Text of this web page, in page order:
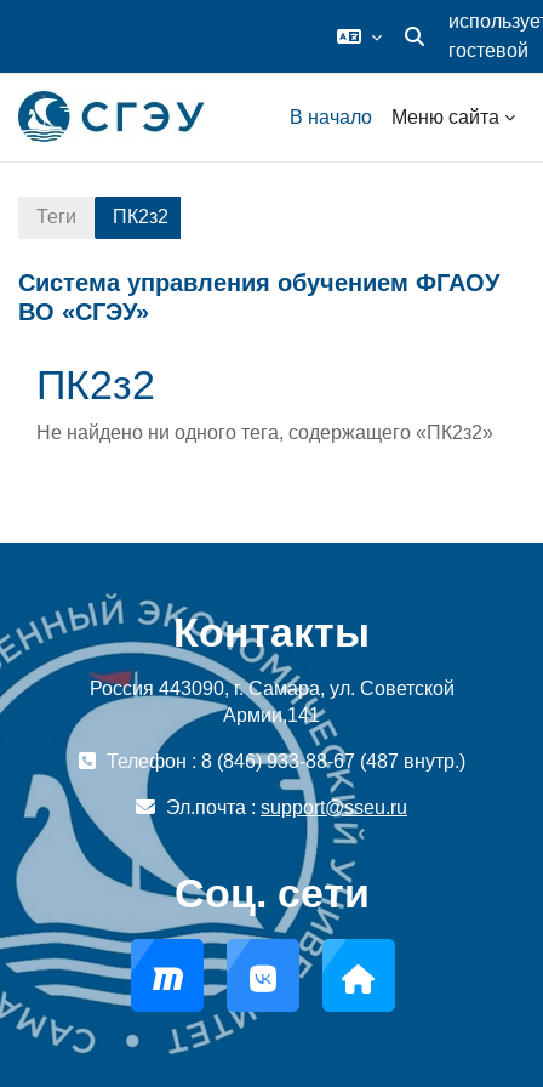
Изменитьгостевой
доступ
В начало
Меню сайта
Теги ПК2з2
Система управления обучением ФГАОУ
ВО «СГЭУ»
ПК2з2
Не найдено ни одного тега, содержащего «ПК2з2»
Контакты
Россия 443090, г. Самара, ул. Советской
Армии,141
Телефон : 8 (846) 933-88-67 (487 внутр.)
Эл.почта : support@sseu.ru
Соц. сети